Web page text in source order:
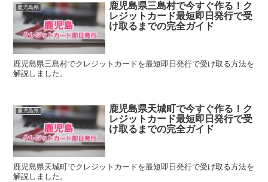
鹿児島県
鹿児島県三島村で今すぐ作る！ク
レジットカード最短即日発行で受
け取るまでの完全ガイド
鹿児島県三島村でクレジットカードを最短即日発行で受け取る方法を
解説しました。
鹿児島県
鹿児島県天城町で今すぐ作る！ク
レジットカード最短即日発行で受
け取るまでの完全ガイド
鹿児島県天城町でクレジットカードを最短即日発行で受け取る方法を
解説しました。